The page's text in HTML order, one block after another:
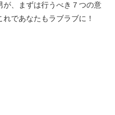
が、まずは行うべき７つの意
であなたもラブラブに！